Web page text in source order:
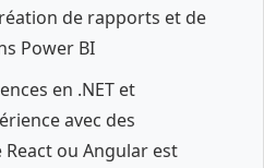
de rapports et de
Power BI
en .NET et
avec des
ou Angular est